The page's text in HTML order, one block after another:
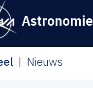
Astronomie
Nieuws